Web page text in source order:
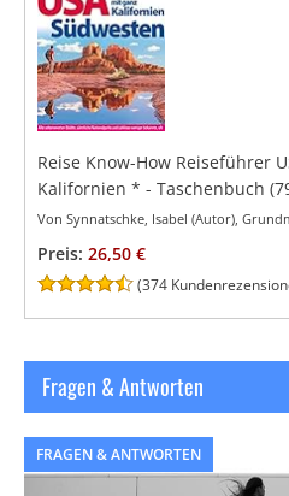
Reise Know-How Reiseführer
Kalifornien * - Taschenbuch
Von Synnatschke, Isabel (Autor),
Preis: 26,50 €
(374
Fragen & Antworten
FRAGEN & ANTWORTEN